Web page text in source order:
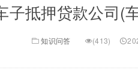
子抵押贷款公司(
知识问答 (413)